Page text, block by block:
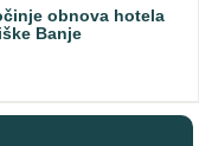
obnova hotela
Banje